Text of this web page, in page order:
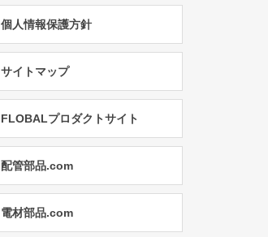
個人情報保護方針
サイトマップ
FLOBALプロダクトサイト
配管部品.com
電材部品.com